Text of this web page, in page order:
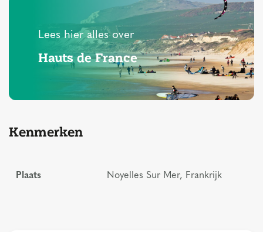
Lees hier alles over
Hauts de France
Kenmerken
Plaats Noyelles Sur Mer, Frankrijk